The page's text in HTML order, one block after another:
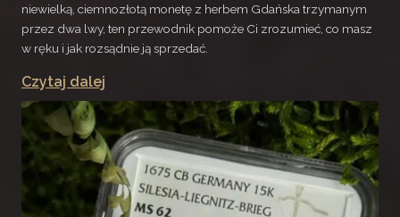
niewielką, ciemnozłotą monetę z herbem Gdańska trzymanym
przez dwa lwy, ten przewodnik pomoże Ci zrozumieć, co masz
w ręku i jak rozsądnie ją sprzedać.
Czytaj dalej